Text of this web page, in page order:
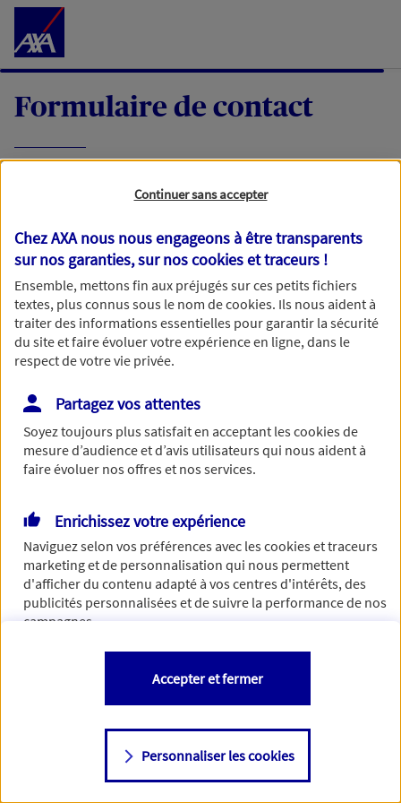
Accéder au Contenu
Formulaire de contact
demande, nous vous répondrons dans les
meilleurs délais par mail ou par téléphone.
Votre message :
Vous disposez de droits sur les informations vous concernant. Pour
plus d’informations,cliquez ici.
Continuer sans accepter
Chez AXA nous nous engageons à être transparents
sur nos garanties, sur noscookies et traceurs !
Ensemble, mettons fin aux préjugés sur ces petits fichiers
textes, plus connus sous le nom decookies. Ils nous aident à
traiter des informations essentielles pour garantir la sécurité
du site et faire évoluer votre expérience en ligne, dans le
respect de votre vie privée.
Partagez vos attentes
Soyez toujours plus satisfait en acceptant lescookiesde
mesure d’audience et d’avis utilisateurs qui nous aident à
faire évoluer nos offres et nos services.
Enrichissez votre expérience
Naviguez selon vos préférences avec lescookies et traceurs
marketing et de personnalisation qui nous permettent
d'afficher du contenu adapté à vos centres d'intérêts, des
publicités personnalisées et de suivre la performance de nos
campagnes.
Vous êtes libre de les accepter, de les refuser comme de
changer d'avis à tout moment en allant sur
Consulter notre politique decookies
Personnaliser les cookies
Accepter et fermer